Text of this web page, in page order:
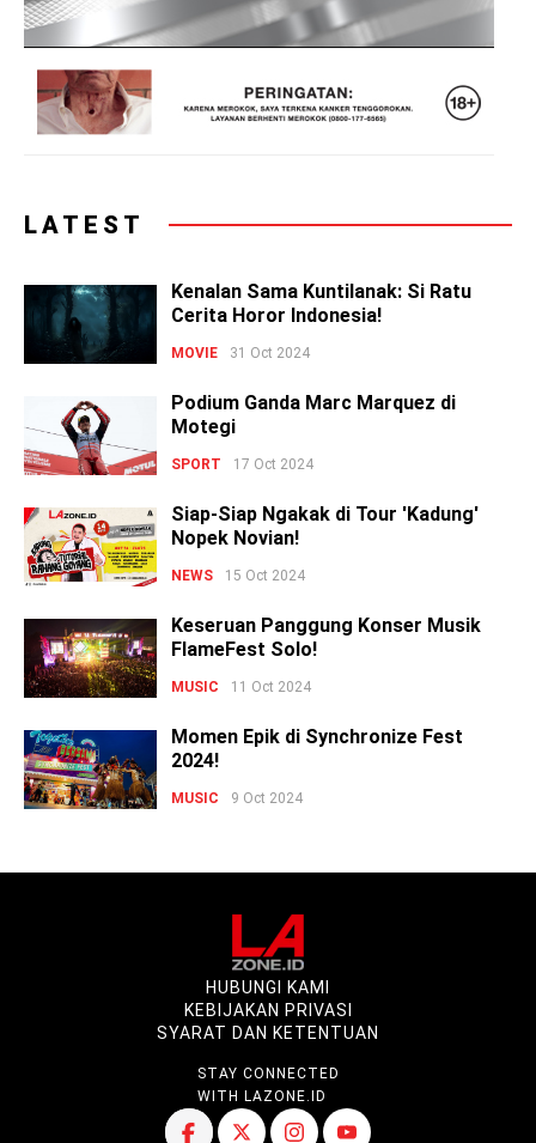
LATEST
Kenalan Sama Kuntilanak: Si Ratu
Cerita Horor Indonesia!
MOVIE 31 Oct 2024
Podium Ganda Marc Marquez di
Motegi
SPORT 17 Oct 2024
Siap-Siap Ngakak di Tour 'Kadung'
Nopek Novian!
NEWS 15 Oct 2024
Keseruan Panggung Konser Musik
FlameFest Solo!
MUSIC 11 Oct 2024
Momen Epik di Synchronize Fest
2024!
MUSIC 9 Oct 2024
HUBUNGI KAMI
KEBIJAKAN PRIVASI
SYARAT DAN KETENTUAN
STAY CONNECTED
WITH LAZONE.ID